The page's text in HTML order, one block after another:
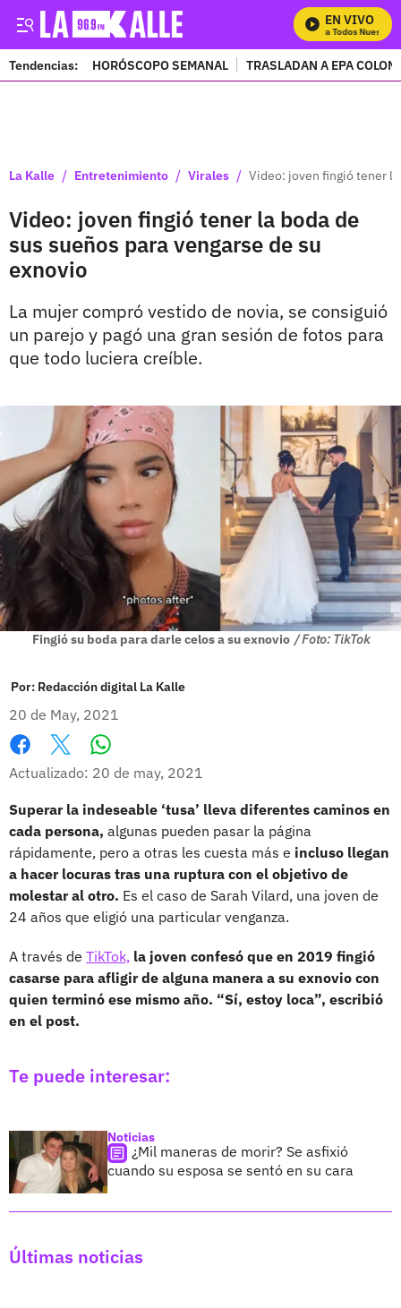
EN VIVO
Mira Todos Nuestros
Tendencias: HORÓSCOPO SEMANAL TRASLADAN A EPA
La Kalle / Entretenimiento / Virales / Video: joven fingió tener
Video: joven fingió tener la boda de
sus sueños para vengarse de su
exnovio
La mujer compró vestido de novia, se consiguió
un parejo y pagó una gran sesión de fotos para
que todo luciera creíble.
Fingió su boda para darle celos a su exnovio / Foto: TikTok
Por: Redacción digital La Kalle
20 de May, 2021
Facebook
X
Actualizado: 20 de may, 2021
Superar la indeseable ‘tusa’ lleva diferentes caminos en
cada persona, algunas pueden pasar la página
rápidamente, pero a otras les cuesta más e incluso llegan
a hacer locuras tras una ruptura con el objetivo de
molestar al otro. Es el caso de Sarah Vilard, una joven de
24 años que eligió una particular venganza.
A través de TikTok, la joven confesó que en 2019 fingió
casarse para afligir de alguna manera a su exnovio con
quien terminó ese mismo año. “Sí, estoy loca”, escribió
en el post.
Te puede interesar:
Noticias
¿Mil maneras de morir? Se asfixió
cuando su esposa se sentó en su cara
Últimas noticias